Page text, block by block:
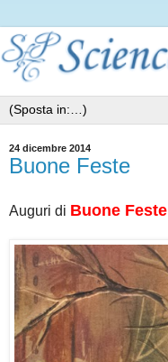
24 dicembre 2014
Buone Feste
Auguri di Buone Feste